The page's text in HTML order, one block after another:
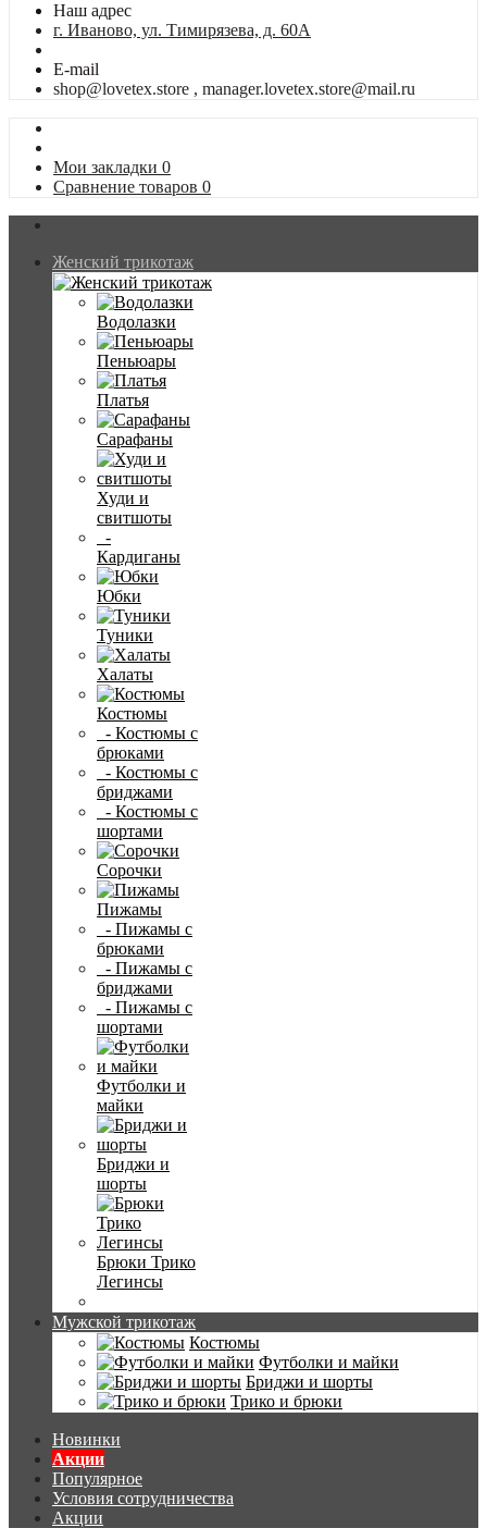
Наш адрес
г. Иваново, ул. Тимирязева, д. 60А
E-mail
shop@lovetex.store , manager.lovetex.store@mail.ru
Мои закладки 0
Сравнение товаров 0
Женский трикотаж
Водолазки
Пеньюары
Платья
Сарафаны
Худи и
свитшоты
-
Кардиганы
Юбки
Туники
Халаты
Костюмы
- Костюмы с
брюками
- Костюмы с
бриджами
- Костюмы с
шортами
Сорочки
Пижамы
- Пижамы с
брюками
- Пижамы с
бриджами
- Пижамы с
шортами
Футболки и
майки
Бриджи и
шорты
Брюки Трико
Легинсы
Мужской трикотаж
Костюмы
Футболки и майки
Бриджи и шорты
Трико и брюки
Новинки
Акции
Популярное
Условия сотрудничества
Акции